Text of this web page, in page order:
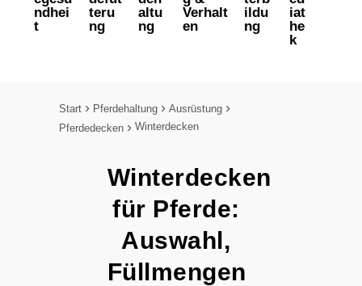
ndhei
t
teru
ng
altu
ng
Verhalt
en
ildu
ng
iat
he
k
Start Pferdehaltung
Ausrüstung
Pferdedecken
Winterdecken
Winterdecken
für Pferde:
Auswahl,
Füllmengen